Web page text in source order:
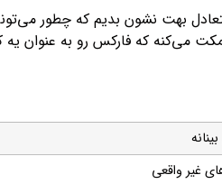
متعادل بهت نشون بدیم که چطور
می‌کنه که فارکس رو به عنوان
غیر واقعی